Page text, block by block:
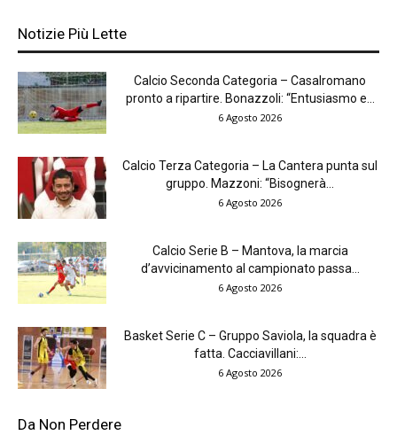
Notizie Più Lette
Calcio Seconda Categoria – Casalromano
pronto a ripartire. Bonazzoli: “Entusiasmo e...
6 Agosto 2026
Calcio Terza Categoria – La Cantera punta sul
gruppo. Mazzoni: “Bisognerà...
6 Agosto 2026
Calcio Serie B – Mantova, la marcia
d’avvicinamento al campionato passa...
6 Agosto 2026
Basket Serie C – Gruppo Saviola, la squadra è
fatta. Cacciavillani:...
6 Agosto 2026
Da Non Perdere